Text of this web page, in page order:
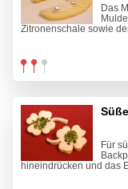
Das
Zitronenschale sowie
Für
hineindrücken und das